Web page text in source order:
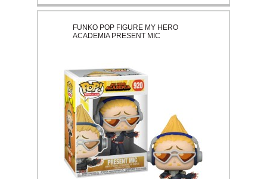
FUNKO POP FIGURE MY HERO
ACADEMIA PRESENT MIC